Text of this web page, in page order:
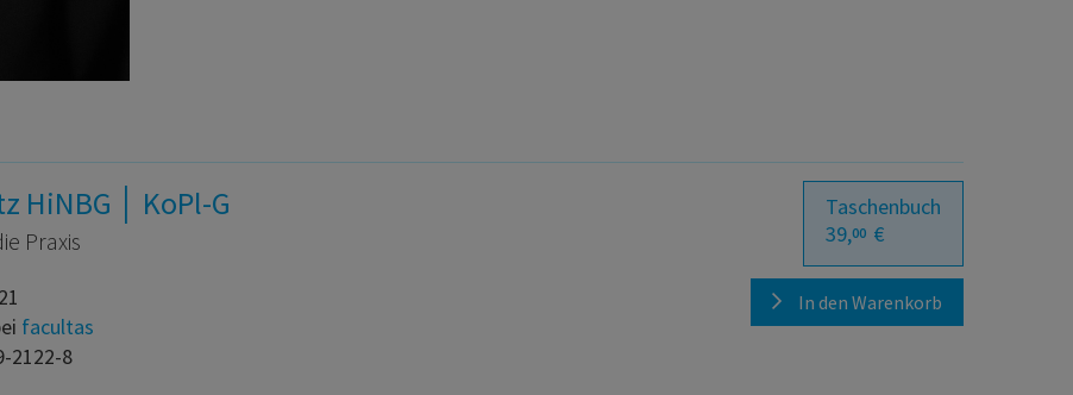
Taschenbuch
39,00 €
In den Warenkorb
HiNBG │ KoPl-G
Praxis
facultas
2122-8